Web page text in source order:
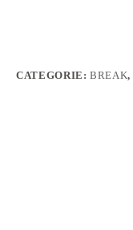
CATEGORIE:BREAK,